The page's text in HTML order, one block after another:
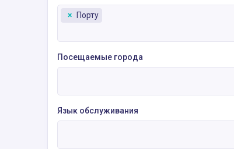
× Порту
Посещаемые города
Язык обслуживания